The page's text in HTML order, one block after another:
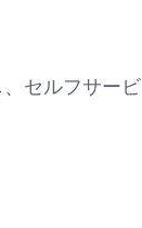
セルフサービ